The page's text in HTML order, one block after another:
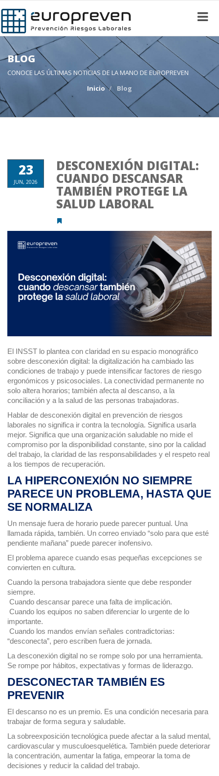
BLOG
CONOCE LAS ÚLTIMAS NOTICIAS DE LA MANO DE EUROPREVEN
Inicio
Blog
23
JUN, 2026
DESCONEXIÓN DIGITAL:
CUANDO DESCANSAR
TAMBIÉN PROTEGE LA
SALUD LABORAL
El INSST lo plantea con claridad en su espacio monográfico
sobre desconexión digital: la digitalización ha cambiado las
condiciones de trabajo y puede intensificar factores de riesgo
ergonómicos y psicosociales. La conectividad permanente no
solo altera horarios; también afecta al descanso, a la
conciliación y a la salud de las personas trabajadoras.
Hablar de desconexión digital en prevención de riesgos
laborales no significa ir contra la tecnología. Significa usarla
mejor. Significa que una organización saludable no mide el
compromiso por la disponibilidad constante, sino por la calidad
del trabajo, la claridad de las responsabilidades y el respeto real
a los tiempos de recuperación.
LA HIPERCONEXIÓN NO SIEMPRE
PARECE UN PROBLEMA, HASTA QUE
SE NORMALIZA
Un mensaje fuera de horario puede parecer puntual. Una
llamada rápida, también. Un correo enviado “solo para que esté
pendiente mañana” puede parecer inofensivo.
El problema aparece cuando esas pequeñas excepciones se
convierten en cultura.
Cuando la persona trabajadora siente que debe responder
siempre.
Cuando descansar parece una falta de implicación.
Cuando los equipos no saben diferenciar lo urgente de lo
importante.
Cuando los mandos envían señales contradictorias:
“desconecta”, pero escriben fuera de jornada.
La desconexión digital no se rompe solo por una herramienta.
Se rompe por hábitos, expectativas y formas de liderazgo.
DESCONECTAR TAMBIÉN ES
PREVENIR
El descanso no es un premio. Es una condición necesaria para
trabajar de forma segura y saludable.
La sobreexposición tecnológica puede afectar a la salud mental,
cardiovascular y musculoesquelética. También puede deteriorar
la concentración, aumentar la fatiga, empeorar la toma de
decisiones y reducir la calidad del trabajo.